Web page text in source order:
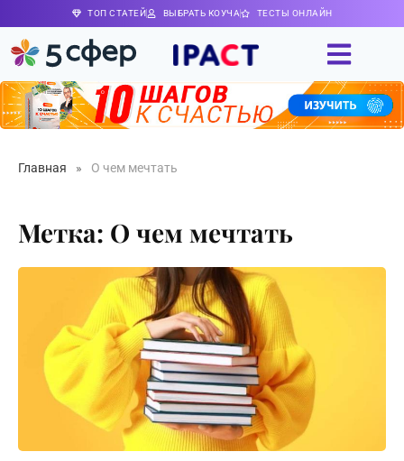
ТОП СТАТЕЙ ВЫБРАТЬ КОУЧА ТЕСТЫ ОНЛАЙН
Главная » О чем мечтать
Метка: О чем мечтать